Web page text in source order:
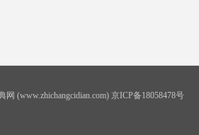
网 (www.zhichangcidian.com) 京ICP备18058478号